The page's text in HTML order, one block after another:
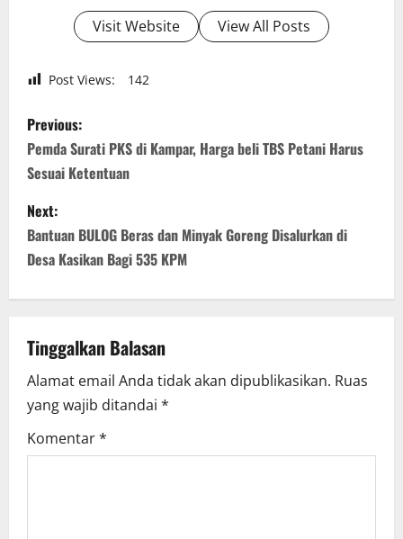
Visit Website View All Posts
Post Views: 142
P
o
s
t
n
a
v
i
g
a
Previous:
Pemda Surati PKS di Kampar, Harga beli TBS Petani Harus
Sesuai Ketentuan
Next:
Bantuan BULOG Beras dan Minyak Goreng Disalurkan di
Desa Kasikan Bagi 535 KPM
Tinggalkan Balasan
Alamat email Anda tidak akan dipublikasikan. Ruas
yang wajib ditandai *
Komentar*